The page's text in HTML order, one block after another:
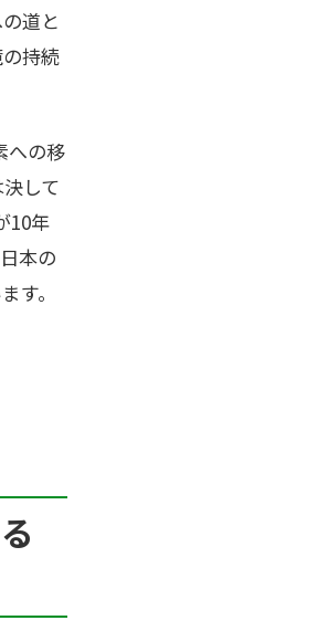
道と
持続
への移
して
10年
本の
す。